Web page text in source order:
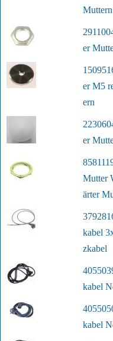
Muttern
er
er M5
ern
er
Mutter
ärter
kabel
zkabel
kabel
kabel